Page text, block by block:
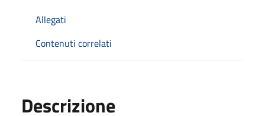
Allegati
Contenuti correlati
Descrizione